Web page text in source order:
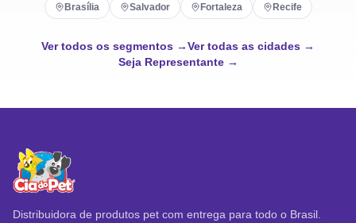
Brasília Salvador Fortaleza Recife
Ver todos os segmentos →Ver todas as cidades →
Seja Representante →
Distribuidora de produtos pet com entrega para todo o Brasil.